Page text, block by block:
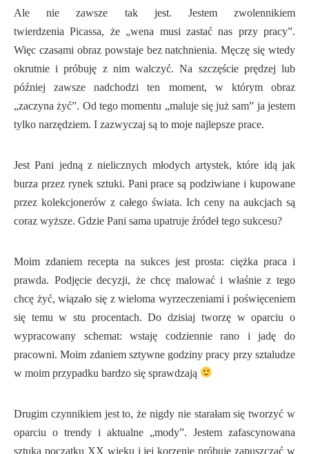
Ale nie zawsze tak jest. Jestem zwolennikiem
twierdzenia Picassa, że „wena musi zastać nas przy pracy”.
Więc czasami obraz powstaje bez natchnienia. Męczę się wtedy
okrutnie i próbuję z nim walczyć. Na szczęście prędzej lub
później zawsze nadchodzi ten moment, w którym obraz
„zaczyna żyć”. Od tego momentu „maluje się już sam” ja jestem
tylko narzędziem. I zazwyczaj są to moje najlepsze prace.
Jest Pani jedną z nielicznych młodych artystek, które idą jak
burza przez rynek sztuki. Pani prace są podziwiane i kupowane
przez kolekcjonerów z całego świata. Ich ceny na aukcjach są
coraz wyższe. Gdzie Pani sama upatruje źródeł tego sukcesu?
Moim zdaniem recepta na sukces jest prosta: ciężka praca i
prawda. Podjęcie decyzji, że chcę malować i właśnie z tego
chcę żyć, wiązało się z wieloma wyrzeczeniami i poświęceniem
się temu w stu procentach. Do dzisiaj tworzę w oparciu o
wypracowany schemat: wstaję codziennie rano i jadę do
pracowni. Moim zdaniem sztywne godziny pracy przy sztaludze
w moim przypadku bardzo się sprawdzają
Drugim czynnikiem jest to, że nigdy nie starałam się tworzyć w
oparciu o trendy i aktualne „mody”. Jestem zafascynowana
sztuką początku XX wieku i jej korzenie próbuję zapuszczać w